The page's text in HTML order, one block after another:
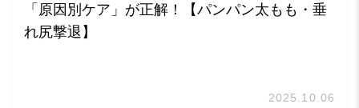
「原因別ケア」が正解！【パンパン太もも・垂
れ尻撃退】
2025.10.06